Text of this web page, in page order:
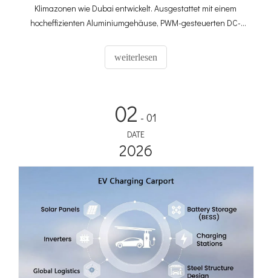
Klimazonen wie Dubai entwickelt. Ausgestattet mit einem
hocheffizienten Aluminiumgehäuse, PWM-gesteuerten DC-
unser System auch bei 60 °C Umgebungstemperatur voll
funktionsfähig. Es handelt sich um eine echte „Plug-and-
weiterlesen
02 - 01
DATE
2026